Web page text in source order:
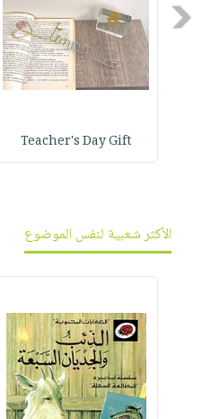
كتابك
تواصل
Previous
Teacher's Day Gift
الأكثر شعبية لنفس الموضوع